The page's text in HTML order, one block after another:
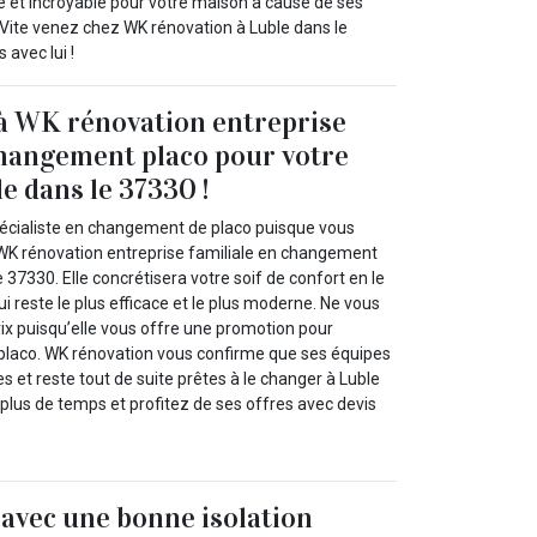
venez chez WK rénovation à Luble dans le
avec lui !
WK rénovation entreprise
placo pour votre
dans le 37330 !
en changement de placo puisque vous
rénovation entreprise familiale en changement
37330. Elle concrétisera votre soif de confort en le
reste le plus efficace et le plus moderne. Ne vous
puisqu’elle vous offre une promotion pour
WK rénovation vous confirme que ses équipes
et reste tout de suite prêtes à le changer à Luble
de temps et profitez de ses offres avec devis
une bonne isolation